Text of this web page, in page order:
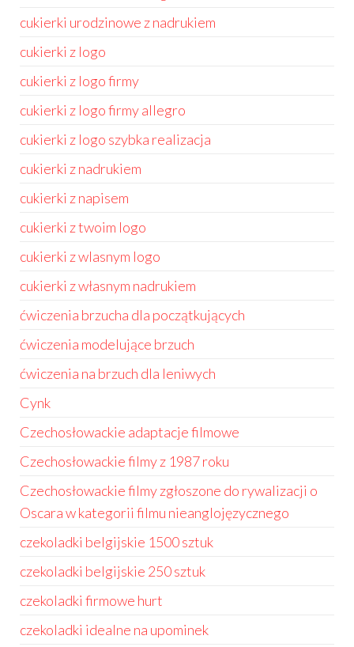
cukierki urodzinowe z nadrukiem
cukierki z logo
cukierki z logo firmy
cukierki z logo firmy allegro
cukierki z logo szybka realizacja
cukierki z nadrukiem
cukierki z napisem
cukierki z twoim logo
cukierki z wlasnym logo
cukierki z własnym nadrukiem
ćwiczenia brzucha dla początkujących
ćwiczenia modelujące brzuch
ćwiczenia na brzuch dla leniwych
Cynk
Czechosłowackie adaptacje filmowe
Czechosłowackie filmy z 1987 roku
Czechosłowackie filmy zgłoszone do rywalizacji o
Oscara w kategorii filmu nieanglojęzycznego
czekoladki belgijskie 1500 sztuk
czekoladki belgijskie 250 sztuk
czekoladki firmowe hurt
czekoladki idealne na upominek